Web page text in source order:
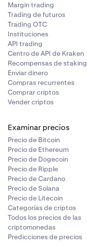
Margin trading
Trading de futuros
Trading OTC
Instituciones
API trading
Centro de API de Kraken
Recompensas de staking
Enviar dinero
Compras recurrentes
Comprar criptos
Vender criptos
Examinar precios
Precio de Bitcoin
Precio de Ethereum
Precio de Dogecoin
Precio de Ripple
Precio de Cardano
Precio de Solana
Precio de Litecoin
Categorías de criptos
Todos los precios de las
criptomonedas
Predicciones de precios